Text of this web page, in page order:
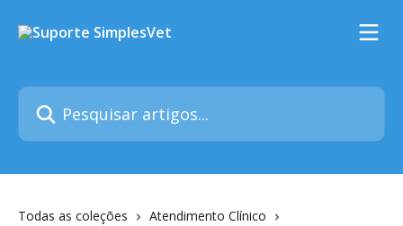
Pesquisar artigos...
Todas as coleções
Atendimento Clínico